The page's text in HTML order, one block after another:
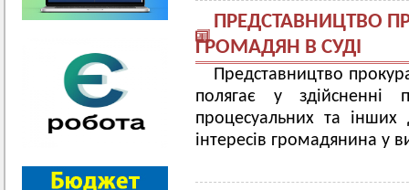
ПРЕДСТАВНИЦТВО
ГРОМАДЯН В СУДІ
Представництво
полягає у здійсненні
процесуальних та інших
інтересів громадянина у